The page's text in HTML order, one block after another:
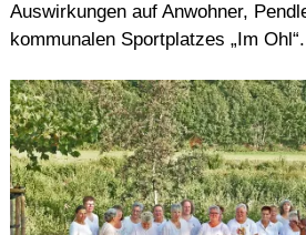
Auswirkungen auf Anwohner,
kommunalen Sportplatzes „Im Ohl“.